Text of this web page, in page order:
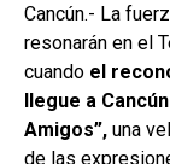
Cancún.- La
resonarán en el
cuando el
llegue a
Amigos”, una
de las